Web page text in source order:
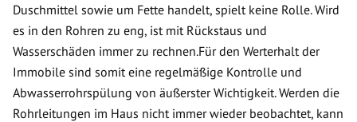
Duschmittel sowie um Fette handelt, spielt keine Rolle. Wird
es in den Rohren zu eng, ist mit Rückstaus und
Wasserschäden immer zu rechnen.Für den Werterhalt der
Immobile sind somit eine regelmäßige Kontrolle und
Abwasserrohrspülung von äußerster Wichtigkeit. Werden die
Rohrleitungen im Haus nicht immer wieder beobachtet, kann